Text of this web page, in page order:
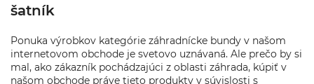
šatník
Ponuka výrobkov kategórie záhradnícke bundy v našom
internetovom obchode je svetovo uznávaná. Ale prečo by si
mal, ako zákazník pochádzajúci z oblasti záhrada, kúpiť v
našom obchode práve tieto produkty v súvislosti s